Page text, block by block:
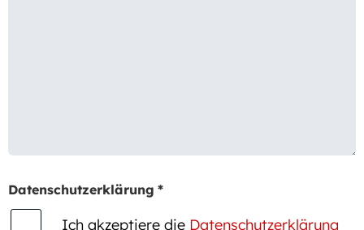
Datenschutzerklärung *
Ich akzeptiere die Datenschutzerklärung